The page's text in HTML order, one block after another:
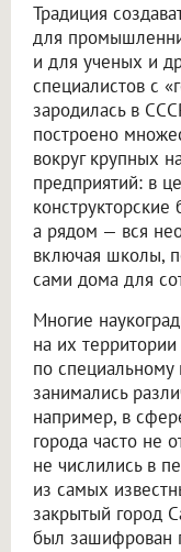
Традиция
для
и для ученых и
специалистов с
зародилась в
построено
вокруг крупных
предприятий: в
а рядом — вся
включая школы,
сами дома для
Многие
на их
по специальному
занимались
например, в
города часто не
не числились в
из самых
закрытый город
был зашифрован